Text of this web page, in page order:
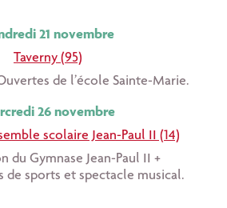
21 novembre
Taverny (95)
de l’école Sainte-Marie.
26 novembre
scolaire Jean-Paul II (14)
du Gymnase Jean-Paul II +
de sports et spectacle musical.